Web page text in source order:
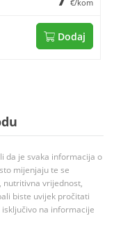
€/kom
Dodaj
da je svaka informacija o
mijenjaju te se
nutritivna vrijednost,
biste uvijek pročitati
na informacije